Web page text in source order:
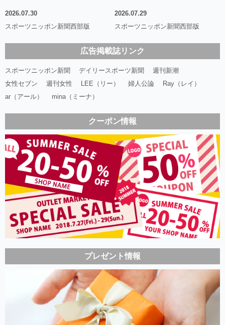
2026.07.30
スポーツニッポン新聞西部版
2026.07.29
スポーツニッポン新聞西部版
広告掲載誌リンク
スポーツニッポン新聞 デイリースポーツ新聞
週刊新潮
女性セブン
週刊女性 LEE（リー） 婦人公論
Ray（レイ）
ar（アール）
mina（ミーナ）
クーポン情報
プレゼント情報